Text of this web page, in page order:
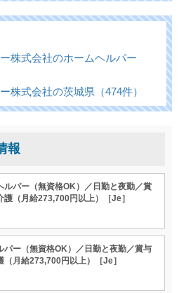
株式会社のホームヘルパー
株式会社の茨城県（474件）
報
ルパー（無資格OK）／日勤と夜勤／賞
（月給273,700円以上）［Je］
パー（無資格OK）／日勤と夜勤／賞与
月給273,700円以上）［Je］